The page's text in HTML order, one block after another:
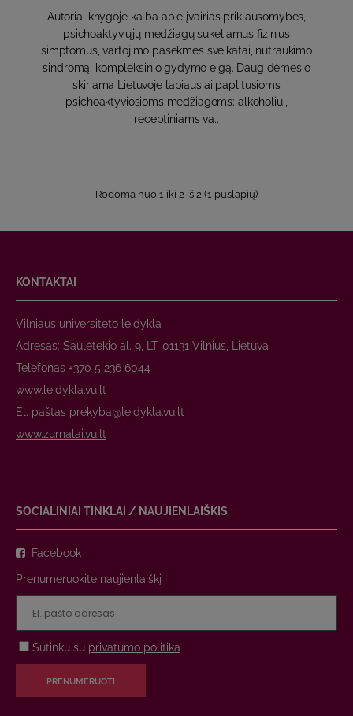
Autoriai knygoje kalba apie įvairias priklausomybes,
psichoaktyviųjų medžiagų sukeliamus fizinius
simptomus, vartojimo pasekmes sveikatai, nutraukimo
sindromą, kompleksinio gydymo eigą. Daug dėmesio
skiriama Lietuvoje labiausiai paplitusioms
psichoaktyviosioms medžiagoms: alkoholiui,
receptiniams va..
Rodoma nuo 1 iki 2 iš 2 (1 puslapių)
KONTAKTAI
Vilniaus universiteto leidykla
Adresas: Saulėtekio al. 9, LT-01131 Vilnius, Lietuva
Telefonas +370 5 236 6044
www.leidykla.vu.lt
El. paštas prekyba@leidykla.vu.lt
www.zurnalai.vu.lt
SOCIALINIAI TINKLAI / NAUJIENLAIŠKIS
Facebook
Prenumeruokite naujienlaiškį
Sutinku su privatumo politika
PRENUMERUOTI